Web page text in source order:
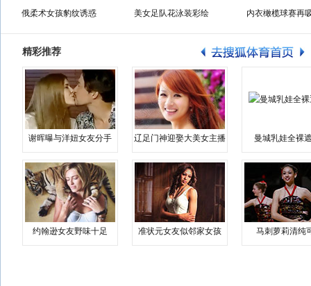
俄柔术女孩豹纹诱惑 美女足队花泳装彩绘 内衣橄榄球赛再
精彩推荐
谢晖曝与洋妞女友分手 辽足门神迎娶大美女主播 曼城乳娃全裸
约翰逊女友野味十足 准状元女友似邻家女孩 马刺萝莉清纯